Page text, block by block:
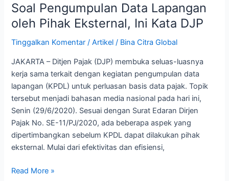
Soal Pengumpulan Data Lapangan
oleh Pihak Eksternal, Ini Kata DJP
Tinggalkan Komentar /Artikel / Bina Citra Global
JAKARTA – Ditjen Pajak (DJP) membuka seluas-luasnya
kerja sama terkait dengan kegiatan pengumpulan data
lapangan (KPDL) untuk perluasan basis data pajak. Topik
tersebut menjadi bahasan media nasional pada hari ini,
Senin (29/6/2020). Sesuai dengan Surat Edaran Dirjen
Pajak No. SE-11/PJ/2020, ada beberapa aspek yang
dipertimbangkan sebelum KPDL dapat dilakukan pihak
eksternal. Mulai dari efektivitas dan efisiensi,
Read More »